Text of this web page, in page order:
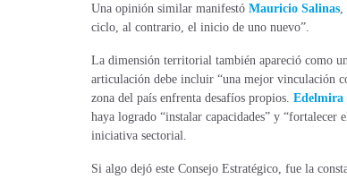
Una opinión similar manifestó Mauricio Salinas
ciclo, al contrario, el inicio de uno nuevo”.
La dimensión territorial también apareció como
articulación debe incluir “una mejor vinculación
zona del país enfrenta desafíos propios. Edelmira
haya logrado “instalar capacidades” y “fortalecer
iniciativa sectorial.
Si algo dejó este Consejo Estratégico, fue la